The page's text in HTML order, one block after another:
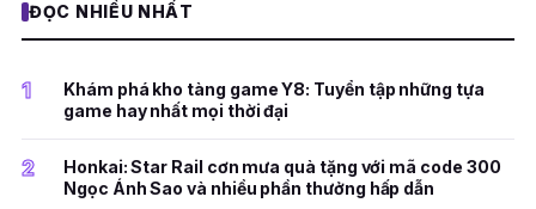
ĐỌC NHIỀU NHẤT
1
Khám phá kho tàng game Y8: Tuyển tập những tựa
game hay nhất mọi thời đại
2
Honkai: Star Rail cơn mưa quà tặng với mã code 300
Ngọc Ánh Sao và nhiều phần thưởng hấp dẫn